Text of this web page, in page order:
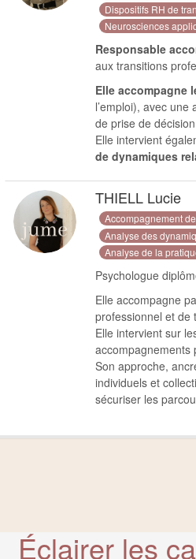
Dispositifs RH de
Neurosciences
Responsable
aux transitions
Elle accompagne
l’emploi), avec
de prise de
Elle intervient
de dynamiques
THIELL Lucie
Accompagnement
Analyse des
Analyse de la
Psychologue
Elle accompagne
professionnel et de
Elle intervient sur
accompagnements
Son approche,
individuels et
sécuriser les
Éclairer les